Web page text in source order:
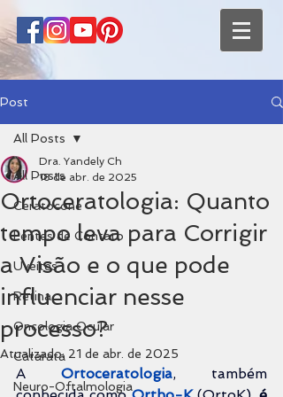
Post
All Posts
Ceratocone
Lentes de Contato
Uveítes
Retina
Oncologia Ocular
Catarata
Neuro-Oftalmologia
All Posts
Ortoceratologia: Quanto
tempo leva para Corrigir
a Visão e o que pode
influenciar nesse
processo?
Dra. Yandely Ch
18 de abr. de 2025
Atualizado: 21 de abr. de 2025
A Ortoceratologia, também